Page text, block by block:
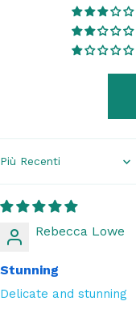
Sort by
Rebecca Lowe
Stunning
Delicate and stunning